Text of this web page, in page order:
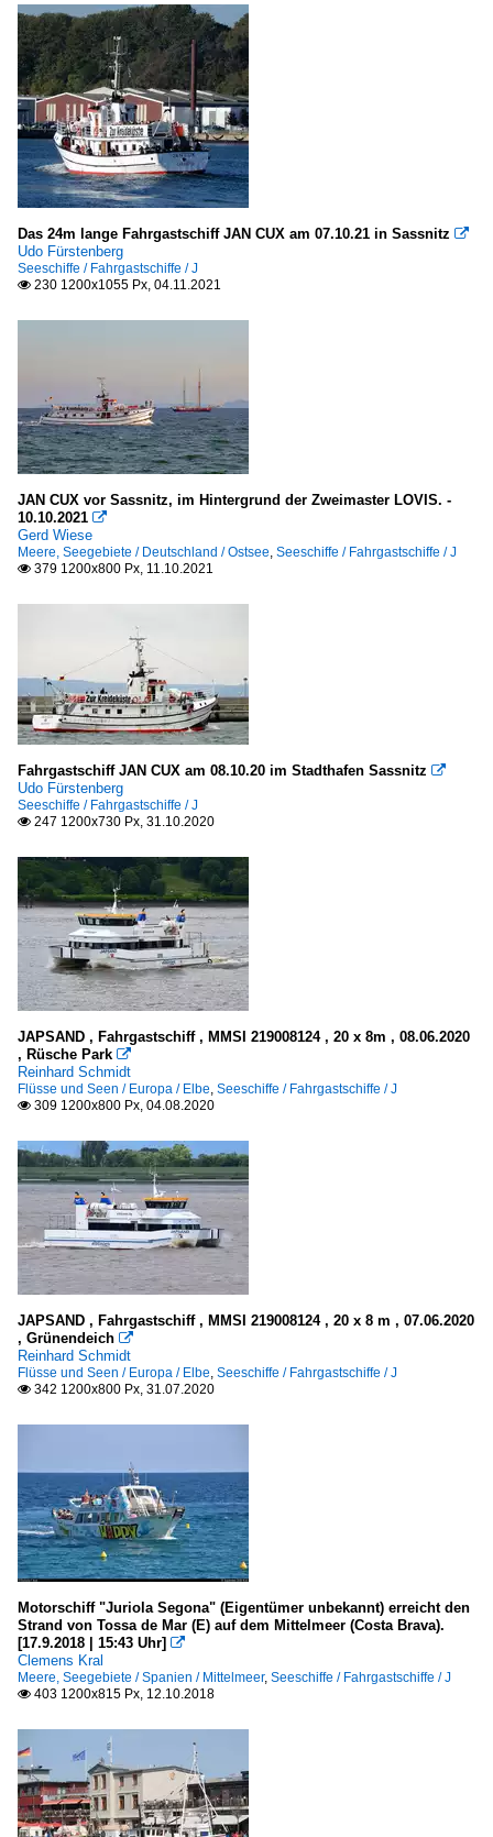
Das 24m lange Fahrgastschiff JAN CUX am 07.10.21 in Sassnitz 
Udo Fürstenberg
Seeschiffe / Fahrgastschiffe / J
 230 1200x1055 Px, 04.11.2021
JAN CUX vor Sassnitz, im Hintergrund der Zweimaster LOVIS. -
10.10.2021 
Gerd Wiese
Meere, Seegebiete / Deutschland / Ostsee Seeschiffe / Fahrgastschiffe / J
 379 1200x800 Px, 11.10.2021
Fahrgastschiff JAN CUX am 08.10.20 im Stadthafen Sassnitz 
Udo Fürstenberg
Seeschiffe / Fahrgastschiffe / J
 247 1200x730 Px, 31.10.2020
JAPSAND , Fahrgastschiff , MMSI 219008124 , 20 x 8m , 08.06.2020
, Rüsche Park 
Reinhard Schmidt
Flüsse und Seen / Europa / Elbe Seeschiffe / Fahrgastschiffe / J
 309 1200x800 Px, 04.08.2020
JAPSAND , Fahrgastschiff , MMSI 219008124 , 20 x 8 m , 07.06.2020
, Grünendeich 
Reinhard Schmidt
Flüsse und Seen / Europa / Elbe Seeschiffe / Fahrgastschiffe / J
 342 1200x800 Px, 31.07.2020
Motorschiff "Juriola Segona" (Eigentümer unbekannt) erreicht den
Strand von Tossa de Mar (E) auf dem Mittelmeer (Costa Brava).
[17.9.2018 | 15:43 Uhr] 
Clemens Kral
Meere, Seegebiete / Spanien / Mittelmeer, Seeschiffe / Fahrgastschiffe / J
 403 1200x815 Px, 12.10.2018